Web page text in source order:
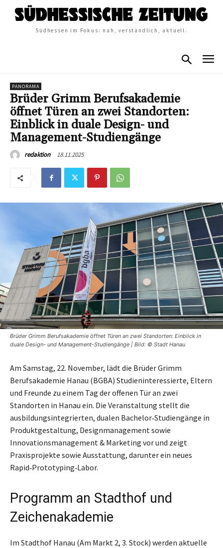
Südhessen im Fokus: nah, verständlich, aktuell.
PANORAMA
Brüder Grimm Berufsakademie
öffnet Türen an zwei Standorten:
Einblick in duale Design- und
Management-Studiengänge
redaktion 18.11.2025
Brüder Grimm Berufsakademie öffnet Türen an zwei Standorten: Einblick in
duale Design- und Management-Studiengänge | Bild: © Stadt Hanau
Am Samstag, 22. November, lädt die Brüder Grimm
Berufsakademie Hanau (BGBA) Studieninteressierte, Eltern
und Freunde zu einem Tag der offenen Tür an zwei
Standorten in Hanau ein. Die Veranstaltung stellt die
ausbildungsintegrierten, dualen Bachelor‑Studiengänge in
Produktgestaltung, Designmanagement sowie
Innovationsmanagement & Marketing vor und zeigt
Praxisprojekte sowie Ausstattung, darunter ein neues
Rapid‑Prototyping‑Labor.
Programm an Stadthof und
Zeichenakademie
Im Stadthof Hanau (Am Markt 2, 3. Stock) werden aktuelle